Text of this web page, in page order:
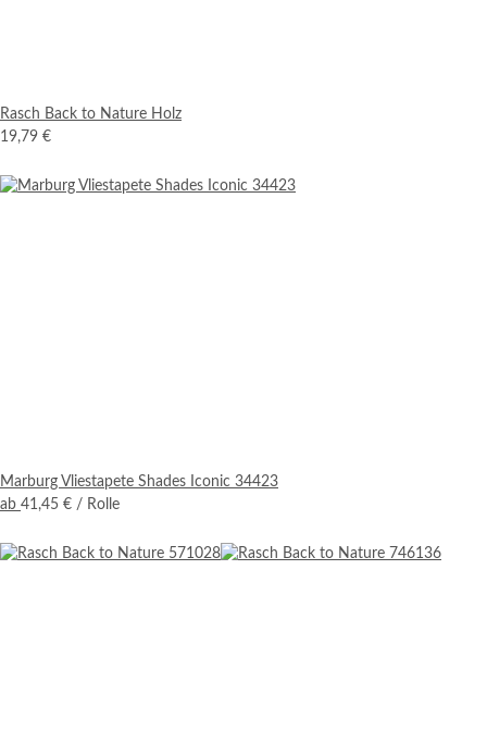
Rasch Back to Nature Holz
19,79 €
Marburg Vliestapete Shades Iconic 34423
ab 41,45 € / Rolle